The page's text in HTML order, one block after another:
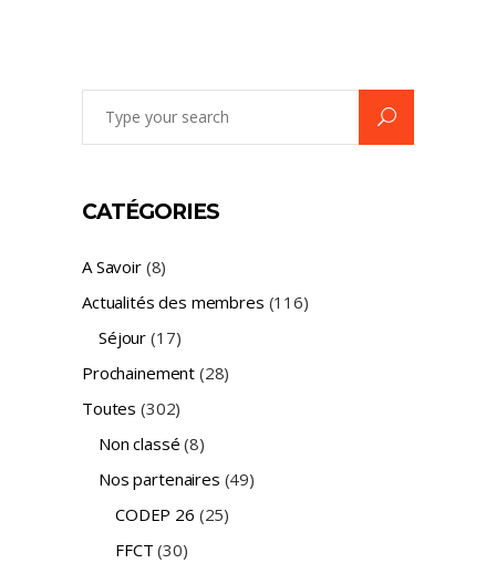
CATÉGORIES
A Savoir(8)
Actualités des membres (116)
Séjour (17)
Prochainement (28)
Toutes (302)
Non classé (8)
Nos partenaires (49)
CODEP 26 (25)
FFCT (30)